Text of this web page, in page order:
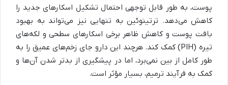
پوست، به طور قابل توجهی احتمال تشکیل اسکارهای جدید را
کاهش می‌دهد. ترتینوئین به تنهایی نیز می‌تواند به بهبود
بافت پوست و کاهش ظاهر برخی اسکارهای سطحی و لکه‌های
تیره (PIH) کمک کند. هرچند این دارو جای زخم‌های عمیق را به
طور کامل از بین نمی‌برد، اما در پیشگیری از بدتر شدن آن‌ها و
کمک به فرآیند ترمیم، بسیار مؤثر است.